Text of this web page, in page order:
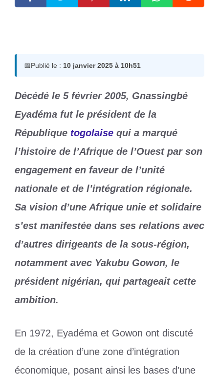
📅Publié le : 10 janvier 2025 à 10h51
Décédé le 5 février 2005, Gnassingbé
Eyadéma fut le président de la
République togolaise qui a marqué
l’histoire de l’Afrique de l’Ouest par son
engagement en faveur de l’unité
nationale et de l’intégration régionale.
Sa vision d’une Afrique unie et solidaire
s’est manifestée dans ses relations avec
d’autres dirigeants de la sous-région,
notamment avec Yakubu Gowon, le
président nigérian, qui partageait cette
ambition.
En 1972, Eyadéma et Gowon ont discuté
de la création d’une zone d’intégration
économique, posant ainsi les bases d’une